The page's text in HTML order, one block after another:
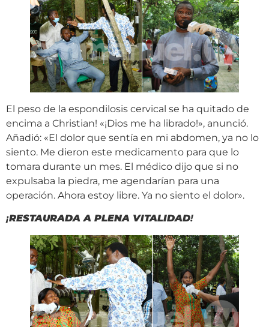
El peso de la espondilosis cervical se ha quitado de
encima a Christian! «¡Dios me ha librado!», anunció.
Añadió: «El dolor que sentía en mi abdomen, ya no lo
siento. Me dieron este medicamento para que lo
tomara durante un mes. El médico dijo que si no
expulsaba la piedra, me agendarían para una
operación. Ahora estoy libre. Ya no siento el dolor».
¡RESTAURADA A PLENA VITALIDAD!